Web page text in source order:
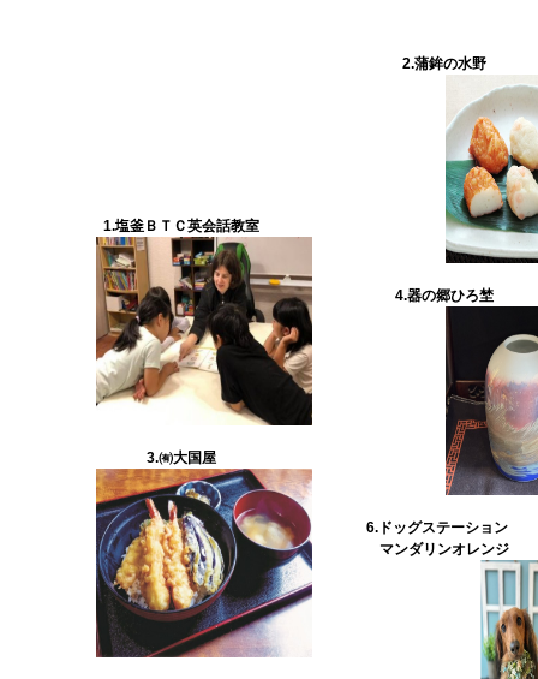
1.塩釜ＢＴＣ英会話教室
3.㈲大国屋
2.蒲鉾の水野
4.器の郷ひろ埜
6.ドッグステーション
マンダリンオレンジ